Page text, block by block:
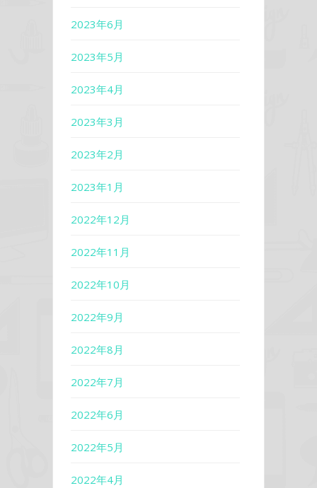
2023年6月
2023年5月
2023年4月
2023年3月
2023年2月
2023年1月
2022年12月
2022年11月
2022年10月
2022年9月
2022年8月
2022年7月
2022年6月
2022年5月
2022年4月